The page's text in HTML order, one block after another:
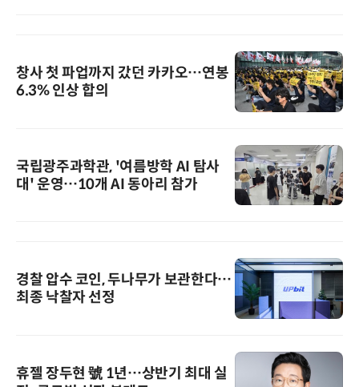
창사 첫 파업까지 갔던 카카오…연봉
6.3% 인상 합의
국립광주과학관, '여름방학 AI 탐사
대' 운영…10개 AI 동아리 참가
경찰 압수 코인, 두나무가 보관한다…
최종 낙찰자 선정
휴젤 장두현 號 1년…상반기 최대 실